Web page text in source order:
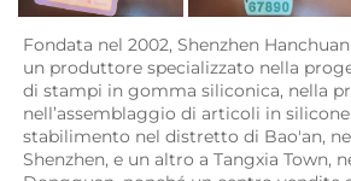
Fondata nel 2002, Shenzhen
un produttore specializzato nella
di stampi in gomma siliconica, nella
nell’assemblaggio di articoli in
stabilimento nel distretto di Bao'an,
Shenzhen, e un altro a Tangxia Town,